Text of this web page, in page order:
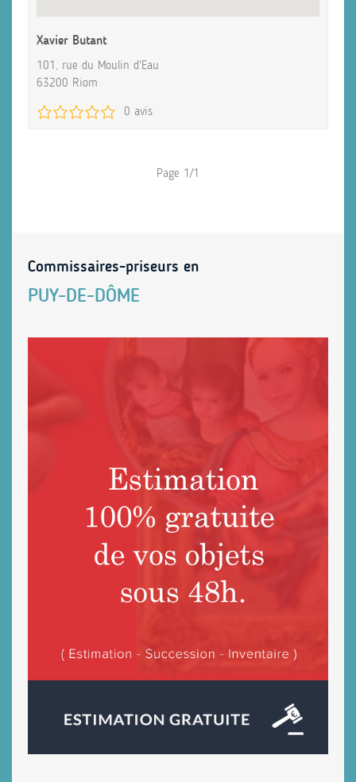
Xavier Butant
101, rue du Moulin d'Eau
63200 Riom
0 avis
Page 1/1
Commissaires-priseurs en
PUY-DE-DÔME